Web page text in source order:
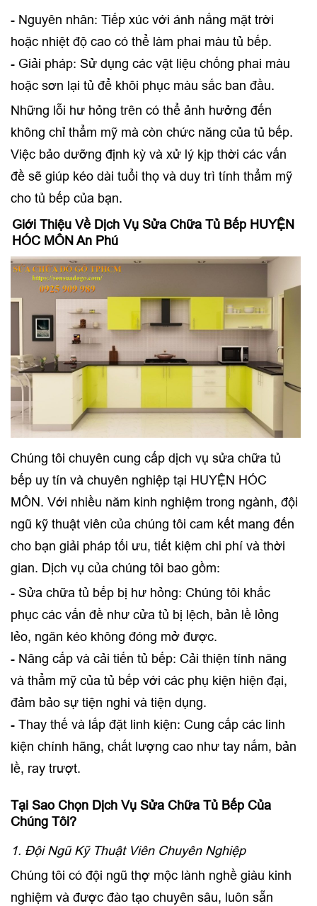
- Nguyên nhân: Tiếp xúc với ánh nắng mặt trời
hoặc nhiệt độ cao có thể làm phai màu tủ bếp.
- Giải pháp: Sử dụng các vật liệu chống phai màu
hoặc sơn lại tủ để khôi phục màu sắc ban đầu.
Những lỗi hư hỏng trên có thể ảnh hưởng đến
không chỉ thẩm mỹ mà còn chức năng của tủ bếp.
Việc bảo dưỡng định kỳ và xử lý kịp thời các vấn
đề sẽ giúp kéo dài tuổi thọ và duy trì tính thẩm mỹ
cho tủ bếp của bạn.
Giới Thiệu Về Dịch Vụ Sửa Chữa Tủ Bếp HUYỆN
HÓC MÔN An Phú
Chúng tôi chuyên cung cấp dịch vụ sửa chữa tủ
bếp uy tín và chuyên nghiệp tại HUYỆN HÓC
MÔN. Với nhiều năm kinh nghiệm trong ngành, đội
ngũ kỹ thuật viên của chúng tôi cam kết mang đến
cho bạn giải pháp tối ưu, tiết kiệm chi phí và thời
gian. Dịch vụ của chúng tôi bao gồm:
- Sửa chữa tủ bếp bị hư hỏng: Chúng tôi khắc
phục các vấn đề như cửa tủ bị lệch, bản lề lỏng
lẻo, ngăn kéo không đóng mở được.
- Nâng cấp và cải tiến tủ bếp: Cải thiện tính năng
và thẩm mỹ của tủ bếp với các phụ kiện hiện đại,
đảm bảo sự tiện nghi và tiện dụng.
- Thay thế và lắp đặt linh kiện: Cung cấp các linh
kiện chính hãng, chất lượng cao như tay nắm, bản
lề, ray trượt.
Tại Sao Chọn Dịch Vụ Sửa Chữa Tủ Bếp Của
Chúng Tôi?
1. Đội Ngũ Kỹ Thuật Viên Chuyên Nghiệp
Chúng tôi có đội ngũ thợ mộc lành nghề giàu kinh
nghiệm và được đào tạo chuyên sâu, luôn sẵn